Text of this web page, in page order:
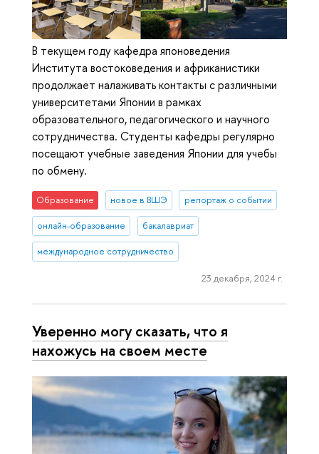
В текущем году кафедра японоведения
Института востоковедения и африканистики
продолжает налаживать контакты с различными
университетами Японии в рамках
образовательного, педагогического и научного
сотрудничества. Студенты кафедры регулярно
посещают учебные заведения Японии для учебы
по обмену.
Образование новое в ВШЭ репортаж о событии
онлайн-образование бакалавриат
международное сотрудничество
23 декабря, 2024 г.
Уверенно могу сказать, что я
нахожусь на своем месте